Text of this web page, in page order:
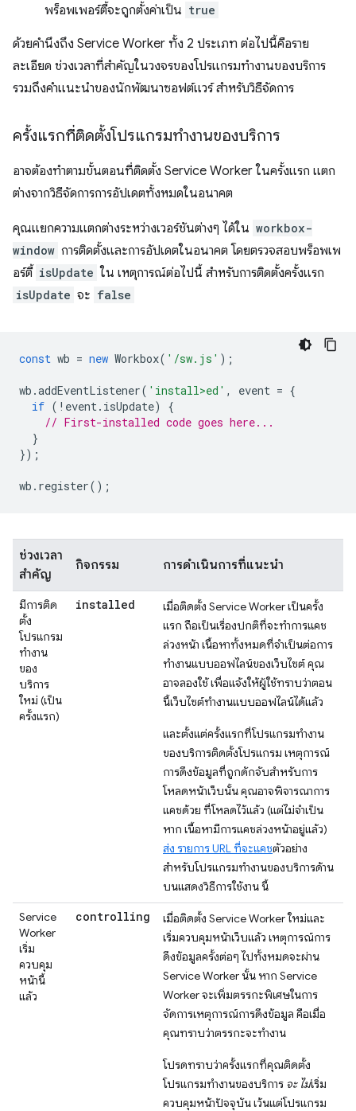
พร็อพเพอร์ตี้จะถูกตั้งค่าเป็น true
ด้วยคำนึงถึง Service Worker ทั้ง 2 ประเภท ต่อไปนี้คือราย
ละเอียด ช่วงเวลาที่สำคัญในวงจรของโปรแกรมทำงานของบริการ
รวมถึงคำแนะนำของนักพัฒนาซอฟต์แวร์ สำหรับวิธีจัดการ
ครั้งแรกที่ติดตั้งโปรแกรมทำงานของบริการ
อาจต้องทำตามขั้นตอนที่ติดตั้ง Service Worker ในครั้งแรก แตก
ต่างจากวิธีจัดการการอัปเดตทั้งหมดในอนาคต
คุณแยกความแตกต่างระหว่างเวอร์ชันต่างๆ ได้ใน workbox-
window การติดตั้งและการอัปเดตในอนาคต โดยตรวจสอบพร็อพเพ
อร์ตี้ isUpdate ใน เหตุการณ์ต่อไปนี้ สำหรับการติดตั้งครั้งแรก
isUpdate จะ false
const wb = new Workbox( '/sw.js' );
wb .addEventListener( 'install>ed' , event = {
if ( ! event. isUpdate)
{
// First-installed code goes here...
}
});
wb . register();
ช่วงเวลา
สำคัญ
กิจกรรม การดำเนินการที่แนะนำ
มีการติด
ตั้ง
โปรแกรม
ทำงาน
ของ
บริการ
ใหม่ (เป็น
ครั้งแรก)
installed
เมื่อติดตั้ง Service Worker เป็นครั้ง
แรก ถือเป็นเรื่องปกติที่จะทำการแคช
ล่วงหน้า เนื้อหาทั้งหมดที่จำเป็นต่อการ
ทำงานแบบออฟไลน์ของเว็บไซต์ คุณ
อาจลองใช้ เพื่อแจ้งให้ผู้ใช้ทราบว่าตอน
นี้เว็บไซต์ทำงานแบบออฟไลน์ได้แล้ว
และตั้งแต่ครั้งแรกที่โปรแกรมทำงาน
ของบริการติดตั้งโปรแกรม เหตุการณ์
การดึงข้อมูลที่ถูกดักจับสำหรับการ
โหลดหน้าเว็บนั้น คุณอาจพิจารณาการ
แคชด้วย ที่โหลดไว้แล้ว (แต่ไม่จำเป็น
หาก เนื้อหามีการแคชล่วงหน้าอยู่แล้ว)
ส่ง รายการ URL ที่จะแคชตัวอย่าง
สำหรับโปรแกรมทำงานของบริการด้าน
บนแสดงวิธีการใช้งาน นี้
Service
Worker
เริ่ม
ควบคุม
หน้านี้
แล้ว
controlling
เมื่อติดตั้ง Service Worker ใหม่และ
เริ่มควบคุมหน้าเว็บแล้ว เหตุการณ์การ
ดึงข้อมูลครั้งต่อๆ ไปทั้งหมดจะผ่าน
Service Worker นั้น หาก Service
Worker จะเพิ่มตรรกะพิเศษในการ
จัดการเหตุการณ์การดึงข้อมูล คือเมื่อ
คุณทราบว่าตรรกะจะทำงาน
โปรดทราบว่าครั้งแรกที่คุณติดตั้ง
โปรแกรมทำงานของบริการ จะ ไม่เริ่ม
ควบคุมหน้าปัจจุบัน เว้นแต่โปรแกรม